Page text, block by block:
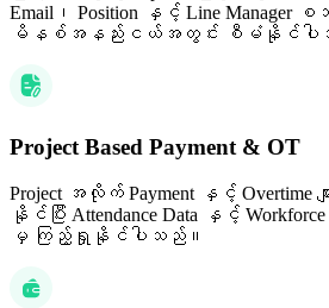
Email၊ Position နှင့် Line
မိနစ်အနည်းငယ်အတွင်း စီမံနိုင်ပါ
Project Based Payment & OT
Project အလိုက် Payment နှင့်
နိုင်ပြီး Attendance Data နှင့် Workforce
မှ ကြည့်ရှုနိုင်ပါသည်။